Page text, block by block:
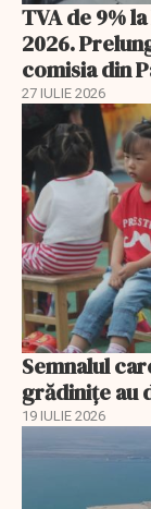
TVA de 9%
2026.
comisia din
27 IULIE 2026
Semnalul
grădinițe au
19 IULIE 2026